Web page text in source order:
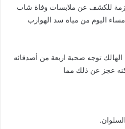
للكشف عن ملابسات وفاة شاب
مساء اليوم من مياه سد الهوارب
توجه صحبة اربعة من أصدقائه
عجز عن ذلك مما